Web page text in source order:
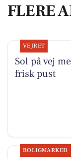
FLERE
VEJRET
Sol på vej
frisk pust
BOLIGMARKED